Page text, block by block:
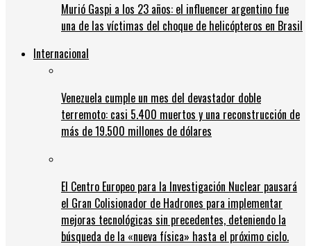
Murió Gaspi a los 23 años: el influencer argentino fue
una de las víctimas del choque de helicópteros en Brasil
Internacional
Venezuela cumple un mes del devastador doble
terremoto: casi 5.400 muertos y una reconstrucción de
más de 19.500 millones de dólares
El Centro Europeo para la Investigación Nuclear pausará
el Gran Colisionador de Hadrones para implementar
mejoras tecnológicas sin precedentes, deteniendo la
búsqueda de la «nueva física» hasta el próximo ciclo.